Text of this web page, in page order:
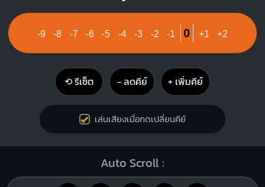
1
2
1
1
C#m7
2
F#m
1 1
-9 -8 -7 -6 -5 -4 -3 -2 -1 0 +1 +2
⟲ รีเซ็ต − ลดคีย์ + เพิ่มคีย์
เล่นเสียงเมื่อกดเปลี่ยนคีย์
Auto Scroll :